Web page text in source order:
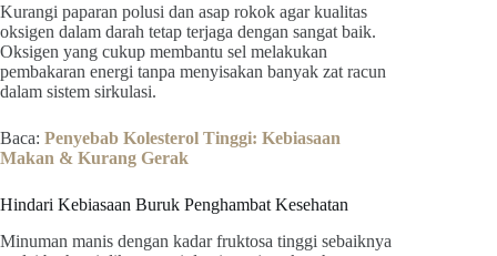
Kurangi paparan polusi dan asap rokok agar kualitas
oksigen dalam darah tetap terjaga dengan sangat baik.
Oksigen yang cukup membantu sel melakukan
pembakaran energi tanpa menyisakan banyak zat racun
dalam sistem sirkulasi.
Baca: Penyebab Kolesterol Tinggi: Kebiasaan
Makan & Kurang Gerak
Hindari Kebiasaan Buruk Penghambat Kesehatan
Minuman manis dengan kadar fruktosa tinggi sebaiknya